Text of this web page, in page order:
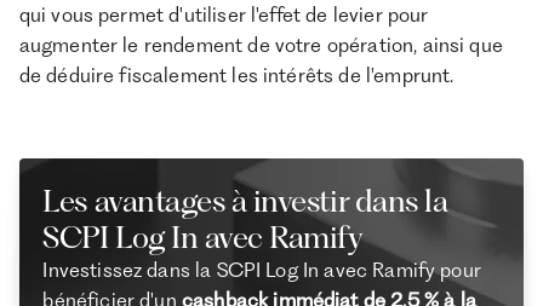
qui vous permet d'utiliser l'effet de levier pour
augmenter le rendement de votre opération, ainsi que
de déduire fiscalement les intérêts de l'emprunt.
Les avantages à investir dans la
SCPI Log In avec Ramify
Investissez dans la SCPI Log In avec Ramify pour
bénéficier d'un cashback immédiat de 2,5 % à la